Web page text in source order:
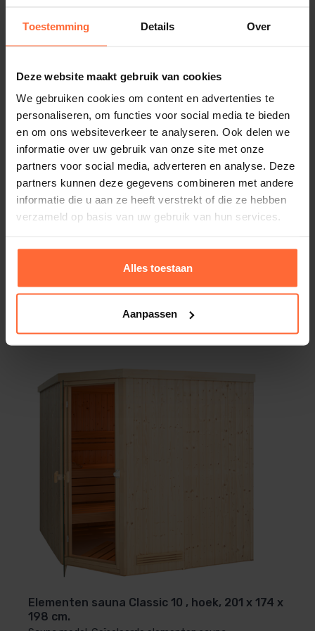
Toestemming Details Over
Deze website maakt gebruik van cookies
We gebruiken cookies om content en advertenties te
personaliseren, om functies voor social media te bieden
en om ons websiteverkeer te analyseren. Ook delen we
informatie over uw gebruik van onze site met onze
partners voor social media, adverteren en analyse. Deze
partners kunnen deze gegevens combineren met andere
informatie die u aan ze heeft verstrekt of die ze hebben
verzameld op basis van uw gebruik van hun services.
Alles toestaan
Aanpassen
en handgreep.
Compleet met Saunaoven en
Besturing
Bij deze sauna ontvang je:
Een 6,0 kW Harvia KIP saunaoven.
Externe saunabesturing
Alle benodigde siliconenkabels voor het
verlichting.
2 saunabanken van abachi hout, 530 mm breed
1 vloerrooster
een ovenbeschermrek
2 hoofdsteunen
1 saunalamp met fitting
Traditionele houten saunadeur met lang smal
venster, links of recht draaiend. Optioneel met
Handleiding
Tekening
Eenvoudig te monteren
Deze sauna wordt geleverd inclusief een duidelijke
gebruiksaanwijzing en alle montagematerialen. En
natuurlijk bieden wij maar liefst
5 jaar garantie op
alle houten materialen
Rugleuning
Tussenbank afdichting
Hoofdsteunen
2 stuks
Sauna oven
6 kW Nordex Next, incl. stenen
Kabels
Classic 9, hoek, 201 x 165 x 198 cm.
Elementen sauna Classic 1, 201 x 139 x 198 cm.
Sauna model: Geïsoleerde elementen sauna
Afmeting buitenmaat: 201 x 139 x 198 cm
Elementen sauna Classic 10 , hoek, 201 x 174 x
198 cm.